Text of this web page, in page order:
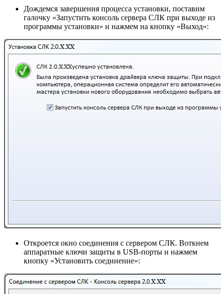
Дождемся завершения процесса установки, поставим
галочку «Запустить консоль сервера СЛК при выходе из
программы установки» и нажмем на кнопку «Выход»:
Откроется окно соединения с сервером СЛК. Воткнем
аппаратные ключи защиты в USB-порты и нажмем
кнопку «Установить соединение»: